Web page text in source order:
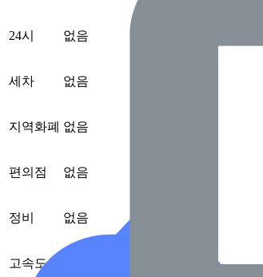
24시 없음
세차 없음
지역화폐 없음
편의점 없음
정비 없음
고속도로